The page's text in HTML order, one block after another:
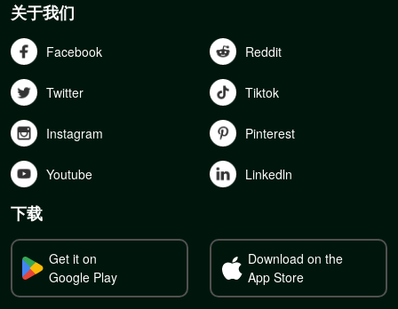
关于我们
Facebook Reddit
Twitter Tiktok
Instagram Pinterest
Youtube Linkedln
下载
Get it on
Google Play
Download on the
App Store